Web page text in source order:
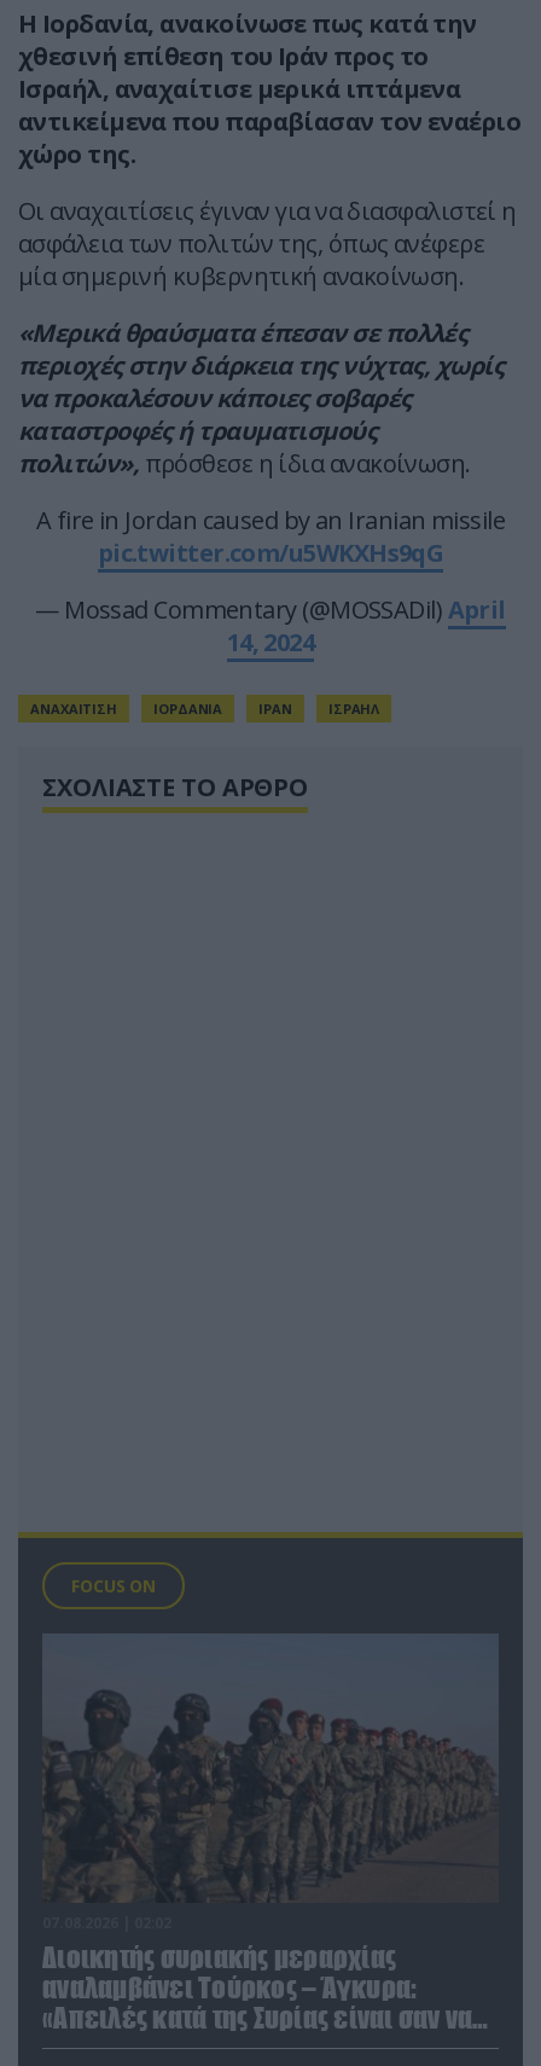
Η Ιορδανία, ανακοίνωσε πως κατά την
χθεσινή επίθεση του Ιράν προς το
Ισραήλ, αναχαίτισε μερικά ιπτάμενα
αντικείμενα που παραβίασαν τον εναέριο
χώρο της.
Οι αναχαιτίσεις έγιναν για να διασφαλιστεί η
ασφάλεια των πολιτών της, όπως ανέφερε
μία σημερινή κυβερνητική ανακοίνωση.
«Μερικά θραύσματα έπεσαν σε πολλές
περιοχές στην διάρκεια της νύχτας, χωρίς
να προκαλέσουν κάποιες σοβαρές
καταστροφές ή τραυματισμούς
πολιτών», πρόσθεσε η ίδια ανακοίνωση.
A fire in Jordan caused by an Iranian missile
pic.twitter.com/u5WKXHs9qG
— Mossad Commentary (@MOSSADil)April
14, 2024
ΑΝΑΧΑΙΤΙΣΗ ΙΟΡΔΑΝΙΑ ΙΡΑΝ ΙΣΡΑΗΛ
ΣΧΟΛΙΑΣΤΕ ΤΟ ΑΡΘΡΟ
FOCUS ON
Διοικητής συριακής μεραρχίας
αναλαμβάνει Τούρκος – Άγκυρα:
«Απειλές κατά της Συρίας είναι σαν να
απειλούν εμάς»